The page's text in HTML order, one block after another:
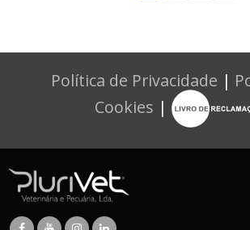
Política de Privacidade |
Cookies |